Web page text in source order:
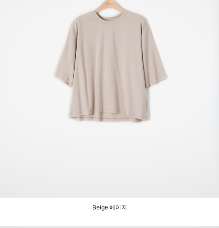
Beige 베이지